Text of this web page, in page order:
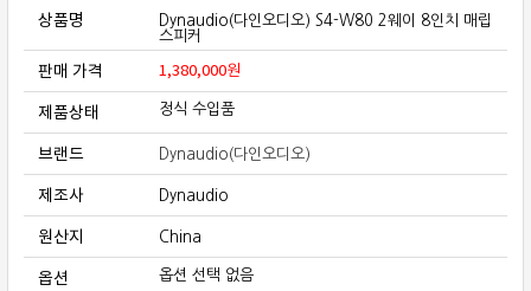
상품명
Dynaudio(다인오디오) S4-W80 2웨이 8인치 매립
스피커
판매 가격 1,380,000원
제품상태 정식 수입품
브랜드 Dynaudio(다인오디오)
제조사 Dynaudio
원산지 China
옵션 옵션 선택 없음